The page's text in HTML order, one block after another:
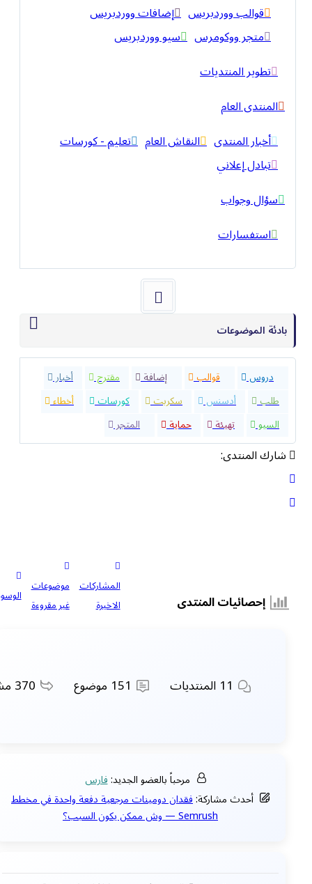
قوالب ووردبريس إضافات ووردبريس
متجر ووكومرس سيو ووردبريس
تطوير المنتديات
المنتدى العام
أخبار المنتدى النقاش العام تعليم - كورسات
تبادل إعلاني
سؤال وجواب
استفسارات
بادئة الموضوعات
دروس قوالب إضافة مقترح
أخبار
طلب أدسنس سكربت كورسات
أخطاء
السيو تهيئة حماية المتجر
شارك المنتدى:
إحصائيات المنتدى
المشاركات
الاخيرة
موضوعات
غير مقروءة
الوسوم
11 المنتديات 151موضوع 370
مرحباً بالعضو الجديد:فارس
أحدث مشاركة:فقدان دومينات مرجعية دفعة واحدة في مخطط
Semrush — وش ممكن يكون السبب؟